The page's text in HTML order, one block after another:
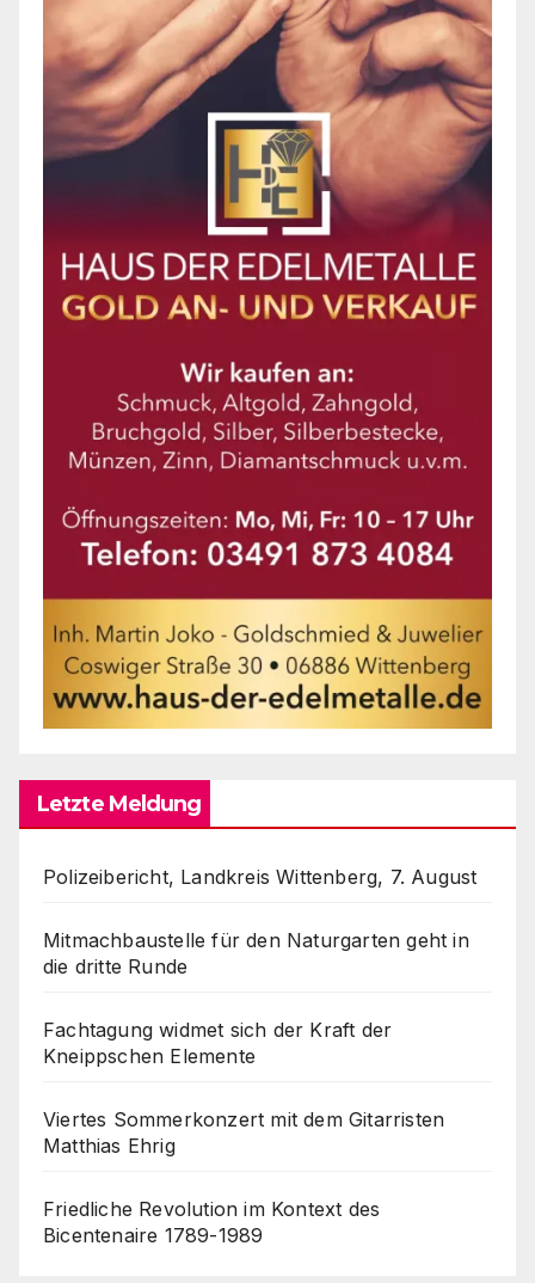
Letzte Meldung
Polizeibericht, Landkreis Wittenberg, 7. August
Mitmachbaustelle für den Naturgarten geht in
die dritte Runde
Fachtagung widmet sich der Kraft der
Kneippschen Elemente
Viertes Sommerkonzert mit dem Gitarristen
Matthias Ehrig
Friedliche Revolution im Kontext des
Bicentenaire 1789-1989